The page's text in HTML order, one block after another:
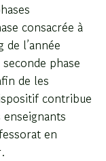
consacrée à
l’année
phase
de les
contribue
enseignants
en